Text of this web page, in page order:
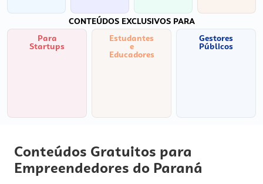
CONTEÚDOS EXCLUSIVOS PARA
Para
Startups
Estudantes
e
Educadores
Gestores
Públicos
Conteúdos Gratuitos para
Empreendedores do Paraná